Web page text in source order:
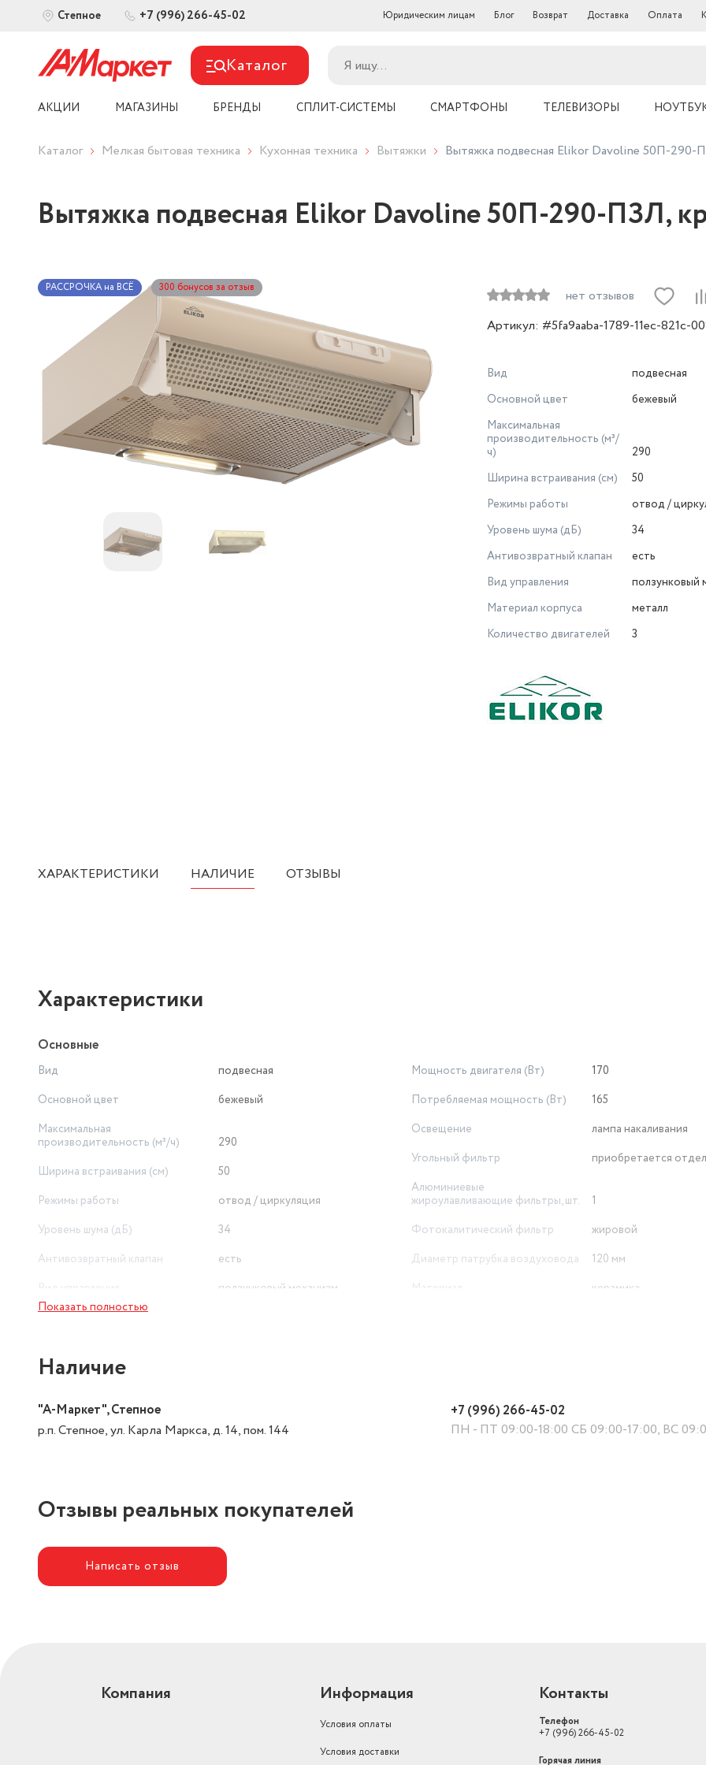
Степное +7 (996) 266-45-02 Юридическим лицам Блог Возврат Доставка Оплата
Каталог
АКЦИИ МАГАЗИНЫ БРЕНДЫ СПЛИТ-СИСТЕМЫ СМАРТФОНЫ ТЕЛЕВИЗОРЫ
Каталог Мелкая бытовая техника Кухонная техника Вытяжки Вытяжка подвесная Elikor Davoline 50П-290-
Вытяжка подвесная Elikor Davoline 50П-290-ПЗЛ,
РАССРОЧКА на ВСЁ 300 бонусов за отзыв
нет отзывов
Артикул: #5fa9aaba-1789-11ec-821c-
Вид
подвесная
Основной цвет
бежевый
Максимальная
производительность (м³/
ч)
290
Ширина встраивания (см)
50
Режимы работы
отвод /
Уровень шума (дБ)
34
Антивозвратный клапан
есть
Вид управления
ползунковый
Материал корпуса
металл
Количество двигателей
3
ХАРАКТЕРИСТИКИ НАЛИЧИЕ ОТЗЫВЫ
Характеристики
Основные
Вид
подвесная
Основной цвет
бежевый
Максимальная
производительность (м³/ч)
290
Ширина встраивания (см)
50
Режимы работы
отвод / циркуляция
Уровень шума (дБ)
34
Антивозвратный клапан
есть
ползунковый механизм
Мощность двигателя (Вт)
170
Потребляемая мощность (Вт)
165
Освещение
лампа накаливания
Угольный фильтр
приобретается
Алюминиевые
жироулавливающие фильтры, шт.
1
Фотокалитический фильтр
жировой
Диаметр патрубка воздуховода
120 мм
керамика
Показать полностью
Наличие
"А-Маркет", Степное
р.п. Степное, ул. Карла Маркса, д. 14, пом. 144
+7 (996) 266-45-02
ПН - ПТ 09:00-18:00 СБ 09:00-17:00, ВС
Отзывы реальных покупателей
Написать отзыв
Компания Информация
Условия оплаты
Условия доставки
Контакты
Телефон
+7 (996) 266-45-02
Горячая линия